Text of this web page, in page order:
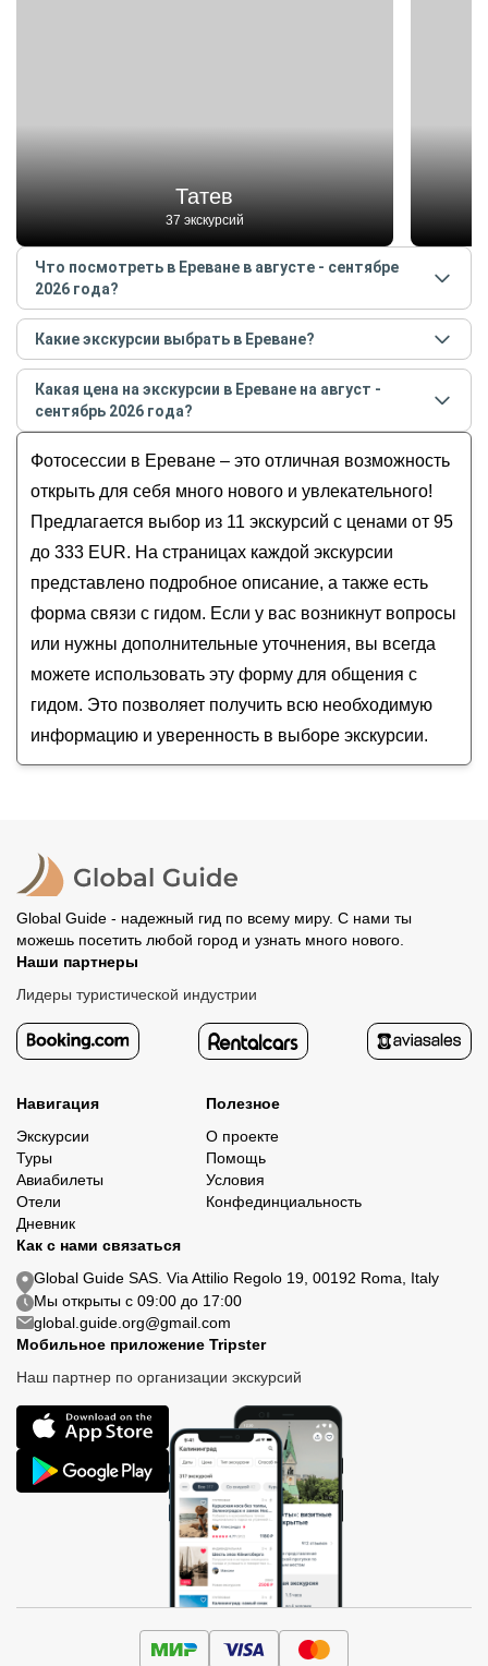
Татев
37 экскурсий
Что посмотреть в Ереване в августе - сентябре
2026 года?
Самые популярные местав Ереванев августе -
сентябре 2026года:
Татев
Завод «Арарат»
Озеро Севан
Эчмиадзин
Хор Вирап
Какие экскурсии выбрать в Ереване?
Самые популярные экскурсиив Ереванев августе
- сентябре 2026года:
Фотопрогулка по солнечному Еревану
Фотогеничный Ереван: фотосессия в самых
красивых местах
Святыни Гарни и Гегард, Симфония камней
и мастер-класс по выпечке лаваша
Атмосферный Ереван в ваших фотоисториях
Стоп, снято! Фотопрогулка в самых красивых
локациях Армении
Какая цена на экскурсии в Ереване на август -
сентябрь 2026 года?
сентябрь 2026года от 95до 333 EUR
Фотосессии в Ереване – это отличная возможность
открыть для себя много нового и увлекательного!
Предлагается выбор из 11 экскурсий с ценами от 95
до 333 EUR. На страницах каждой экскурсии
представлено подробное описание, а также есть
форма связи с гидом. Если у вас возникнут вопросы
или нужны дополнительные уточнения, вы всегда
можете использовать эту форму для общения с
гидом. Это позволяет получить всю необходимую
информацию и уверенность в выборе экскурсии.
Global Guide - надежный гид по всему миру. С нами ты
можешь посетить любой город и узнать много нового.
Наши партнеры
Лидеры туристической индустрии
Навигация
Экскурсии
Туры
Авиабилеты
Отели
Дневник
Полезное
О проекте
Помощь
Условия
Конфединциальность
Как с нами связаться
Global Guide SAS. Via Attilio Regolo 19, 00192 Roma, Italy
Мы открыты с 09:00 до 17:00
global.guide.org@gmail.com
Мобильное приложение Tripster
Наш партнер по организации экскурсий